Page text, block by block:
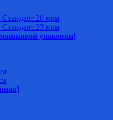
20 мкм
23 мкм
упаковки]